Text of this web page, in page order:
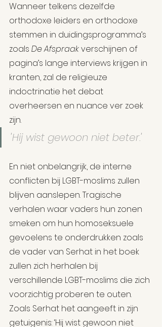
Wanneer telkens dezelfde
orthodoxe leiders en orthodoxe
stemmen in duidingsprogramma’s
zoals De Afspraak verschijnen of
pagina’s lange interviews krijgen in
kranten, zal de religieuze
indoctrinatie het debat
overheersen en nuance ver zoek
zijn.
'Hij wist gewoon niet beter.'
En niet onbelangrijk, de interne
conflicten bij LGBT-moslims zullen
blijven aanslepen. Tragische
verhalen waar vaders hun zonen
smeken om hun homoseksuele
gevoelens te onderdrukken zoals
de vader van Serhat in het boek
zullen zich herhalen bij
verschillende LGBT-moslims die zich
voorzichtig proberen te outen.
Zoals Serhat het aangeeft in zijn
getuigenis: ‘Hij wist gewoon niet